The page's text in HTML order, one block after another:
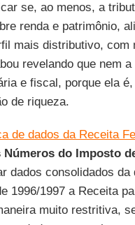
se, ao menos, a
renda e patrimônio,
mais distributivo, com
revelando que nem
e fiscal, porque ela é,
de riqueza.
de dados da Receita
Números do Imposto
dados consolidados da
1996/1997 a Receita
muito restritiva,